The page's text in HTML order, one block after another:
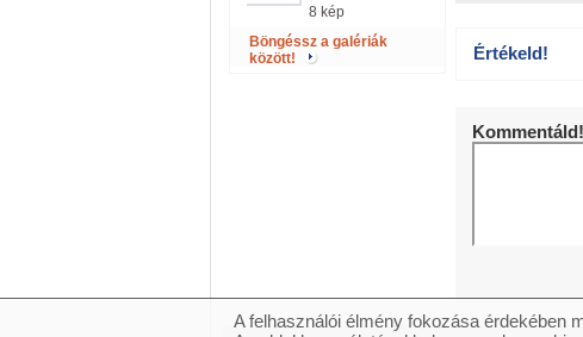
8 kép
Böngéssz a galériák
között!
Értékeld!
Kommentáld!
A felhasználói élmény fokozása érdekében